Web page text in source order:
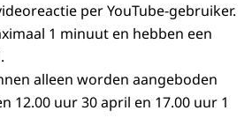
per YouTube-gebruiker.
1 minuut en hebben een
alleen worden aangeboden
12.00 uur 30 april en 17.00 uur 1